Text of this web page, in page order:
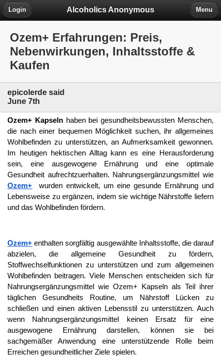
Alcoholics Anonymous
Login Menu
Ozem+ Erfahrungen: Preis,
Nebenwirkungen, Inhaltsstoffe &
Kaufen
epicolerde said
June 7th
Ozem+ Kapseln haben bei gesundheitsbewussten Menschen,
die nach einer bequemen Möglichkeit suchen, ihr allgemeines
Wohlbefinden zu unterstützen, an Aufmerksamkeit gewonnen.
Im heutigen hektischen Alltag kann es eine Herausforderung
sein, eine ausgewogene Ernährung und eine optimale
Ozem+ wurden entwickelt, um eine gesunde Ernährung und
Lebensweise zu ergänzen, indem sie wichtige Nährstoffe liefern
und das Wohlbefinden fördern.
Ozem+ enthalten sorgfältig ausgewählte Inhaltsstoffe, die darauf
abzielen, die allgemeine Gesundheit zu fördern,
Stoffwechselfunktionen zu unterstützen und zum allgemeinen
Wohlbefinden beitragen. Viele Menschen entscheiden sich für
Nahrungsergänzungsmittel wie Ozem+ Kapseln als Teil ihrer
täglichen Gesundheits Routine, um Nährstoff Lücken zu
schließen und einen aktiven Lebensstil zu unterstützen. Auch
wenn Nahrungsergänzungsmittel keinen Ersatz für eine
ausgewogene Ernährung darstellen, können sie bei
sachgemäßer Anwendung eine unterstützende Rolle beim
Erreichen gesundheitlicher Ziele spielen.